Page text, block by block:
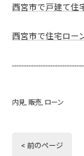
西宮市で戸建て住
西宮市で住宅ロー
内見 販売 ローン
< 前のページ